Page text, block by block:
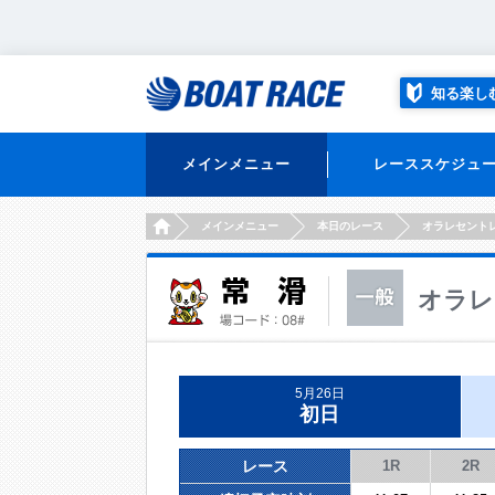
知る楽し
メインメニュー レーススケジュ
HOMEメインメニュー 本日のレース オラレセント
オラ
5月26日
初日
レース 1R 2R